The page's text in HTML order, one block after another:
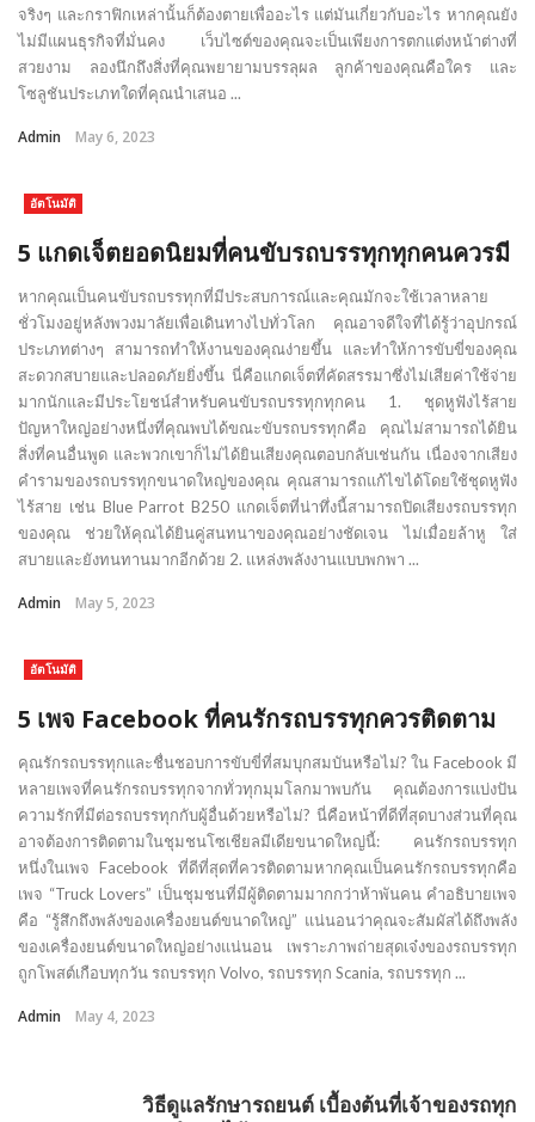
จริงๆ และกราฟิกเหล่านั้นก็ต้องตายเพื่ออะไร แต่มันเกี่ยวกับอะไร หากคุณยัง
ไม่มีแผนธุรกิจที่มั่นคง เว็บไซต์ของคุณจะเป็นเพียงการตกแต่งหน้าต่างที่
สวยงาม ลองนึกถึงสิ่งที่คุณพยายามบรรลุผล ลูกค้าของคุณคือใคร และ
โซลูชันประเภทใดที่คุณนำเสนอ ...
Admin May 6, 2023
อัตโนมัติ
5 แกดเจ็ตยอดนิยมที่คนขับรถบรรทุกทุกคนควรมี
หากคุณเป็นคนขับรถบรรทุกที่มีประสบการณ์และคุณมักจะใช้เวลาหลาย
ชั่วโมงอยู่หลังพวงมาลัยเพื่อเดินทางไปทั่วโลก คุณอาจดีใจที่ได้รู้ว่าอุปกรณ์
ประเภทต่างๆ สามารถทำให้งานของคุณง่ายขึ้น และทำให้การขับขี่ของคุณ
สะดวกสบายและปลอดภัยยิ่งขึ้น นี่คือแกดเจ็ตที่คัดสรรมาซึ่งไม่เสียค่าใช้จ่าย
มากนักและมีประโยชน์สำหรับคนขับรถบรรทุกทุกคน 1. ชุดหูฟังไร้สาย
ปัญหาใหญ่อย่างหนึ่งที่คุณพบได้ขณะขับรถบรรทุกคือ คุณไม่สามารถได้ยิน
สิ่งที่คนอื่นพูด และพวกเขาก็ไม่ได้ยินเสียงคุณตอบกลับเช่นกัน เนื่องจากเสียง
คำรามของรถบรรทุกขนาดใหญ่ของคุณ คุณสามารถแก้ไขได้โดยใช้ชุดหูฟัง
ไร้สาย เช่น Blue Parrot B250 แกดเจ็ตที่น่าทึ่งนี้สามารถปิดเสียงรถบรรทุก
ของคุณ ช่วยให้คุณได้ยินคู่สนทนาของคุณอย่างชัดเจน ไม่เมื่อยล้าหู ใส่
สบายและยังทนทานมากอีกด้วย 2. แหล่งพลังงานแบบพกพา ...
Admin May 5, 2023
อัตโนมัติ
5 เพจ Facebook ที่คนรักรถบรรทุกควรติดตาม
คุณรักรถบรรทุกและชื่นชอบการขับขี่ที่สมบุกสมบันหรือไม่? ใน Facebook มี
หลายเพจที่คนรักรถบรรทุกจากทั่วทุกมุมโลกมาพบกัน คุณต้องการแบ่งปัน
ความรักที่มีต่อรถบรรทุกกับผู้อื่นด้วยหรือไม่? นี่คือหน้าที่ดีที่สุดบางส่วนที่คุณ
อาจต้องการติดตามในชุมชนโซเชียลมีเดียขนาดใหญ่นี้: คนรักรถบรรทุก
หนึ่งในเพจ Facebook ที่ดีที่สุดที่ควรติดตามหากคุณเป็นคนรักรถบรรทุกคือ
เพจ “Truck Lovers” เป็นชุมชนที่มีผู้ติดตามมากกว่าห้าพันคน คำอธิบายเพจ
คือ “รู้สึกถึงพลังของเครื่องยนต์ขนาดใหญ่” แน่นอนว่าคุณจะสัมผัสได้ถึงพลัง
ของเครื่องยนต์ขนาดใหญ่อย่างแน่นอน เพราะภาพถ่ายสุดเจ๋งของรถบรรทุก
ถูกโพสต์เกือบทุกวัน รถบรรทุก Volvo, รถบรรทุก Scania, รถบรรทุก ...
Admin May 4, 2023
วิธีดูแลรักษารถยนต์ เบื้องต้นที่เจ้าของรถทุก